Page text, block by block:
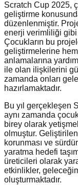
Scratch Cup 2025,
geliştirme
düzenlenmiştir.
enerji verimliliği
Çocukların bu
geliştirmelerine
anlamalarına
ile olan ilişkilerini
zamanda onları
hazırlamaktadır.
Bu yıl gerçekleşen
aynı zamanda
birey olarak
olmuştur.
korunması ve
yaratma hedefi
üreticileri olarak
etkinlikler,
oluşturmaktadır.